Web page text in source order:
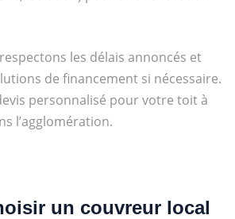
les délais annoncés et
de financement si nécessaire.
personnalisé pour votre toit à
l’agglomération.
un couvreur local